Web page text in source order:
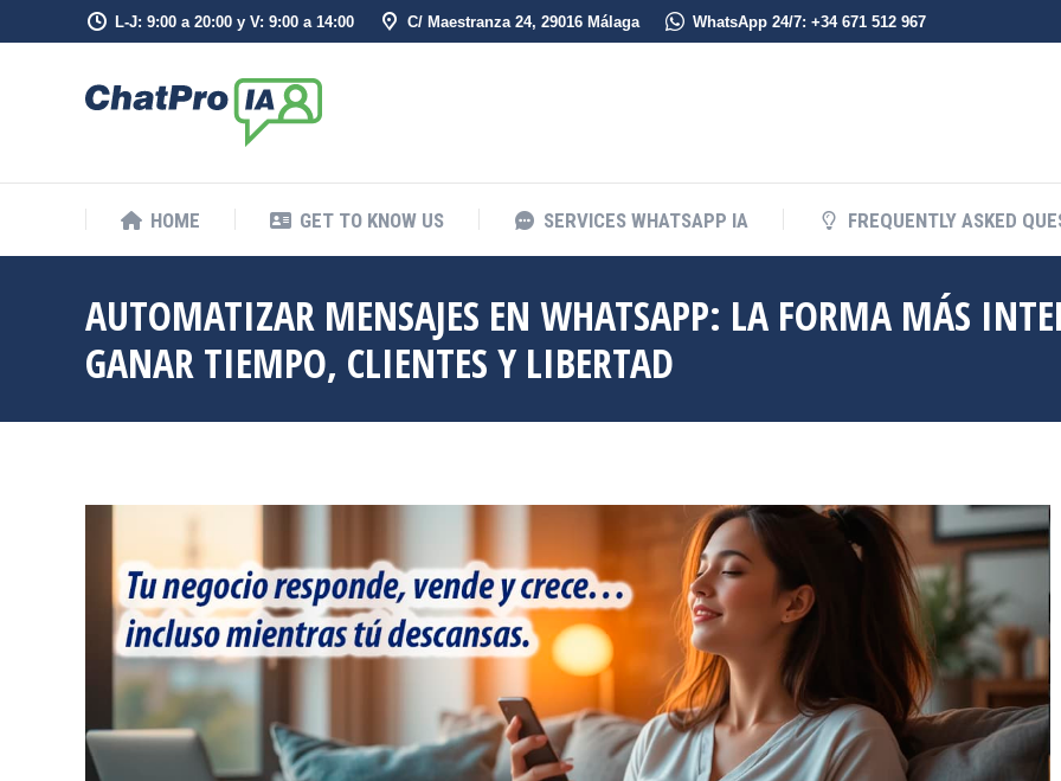
L-J: 9:00 a 20:00 y V: 9:00 a 14:00 C/ Maestranza 24, 29016 Málaga WhatsApp 24/7: +34 671 512 967
HOME GET TO KNOW US SERVICES WHATSAPP IA FREQUENTLY ASKED
AUTOMATIZAR MENSAJES EN WHATSAPP: LA FORMA MÁS
GANAR TIEMPO, CLIENTES Y LIBERTAD
HOME GET TO KNOW US SERVICES WHATSAPP IA FREQUENTLY ASKED